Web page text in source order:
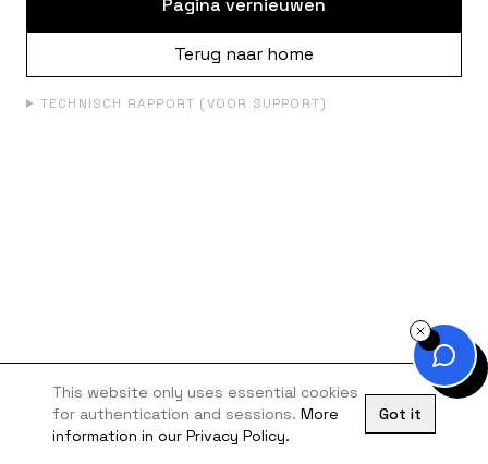
Pagina vernieuwen
Terug naar home
TECHNISCH RAPPORT (VOOR SUPPORT)
This website only uses essential cookies
for authentication and sessions. More
information in our Privacy Policy.
Got it